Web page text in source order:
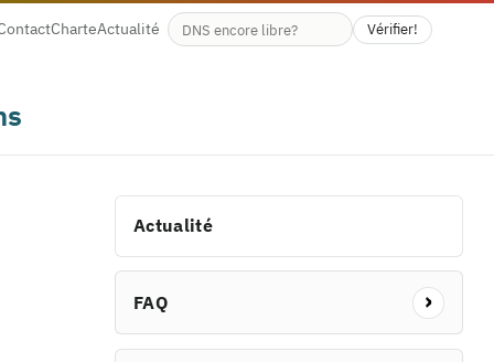
CharteActualité Disponibilité du nom de domaine
Vérifier!
Actualité
FAQ